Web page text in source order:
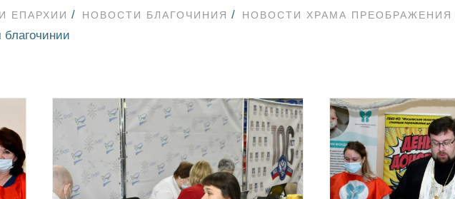
ЕПАРХИИ НОВОСТИ БЛАГОЧИНИЯ НОВОСТИ ХРАМА ПРЕОБРАЖЕНИЯ
благочинии